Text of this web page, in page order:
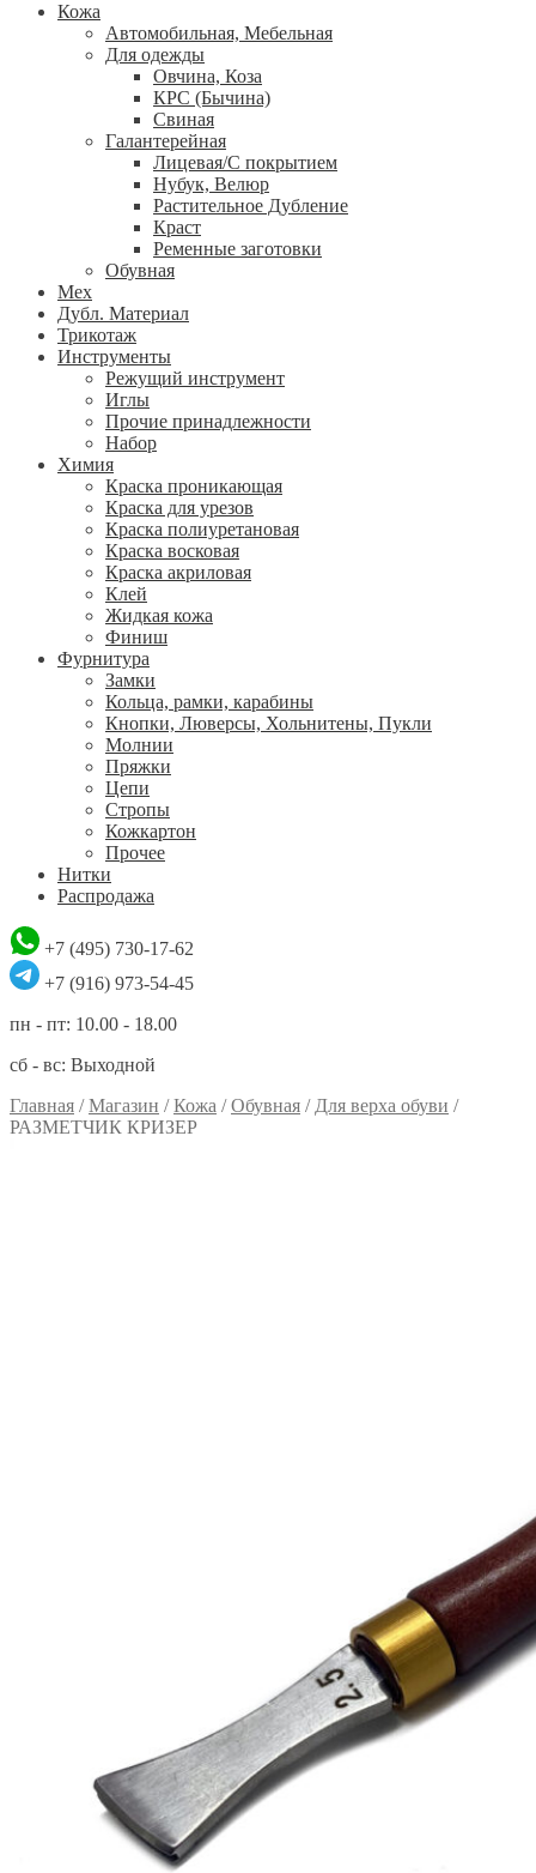
Кожа
Автомобильная, Мебельная
Для одежды
Овчина, Коза
КРС (Бычина)
Свиная
Галантерейная
Лицевая/С покрытием
Нубук, Велюр
Растительное Дубление
Краст
Ременные заготовки
Обувная
Мех
Дубл. Материал
Трикотаж
Инструменты
Режущий инструмент
Иглы
Прочие принадлежности
Набор
Химия
Краска проникающая
Краска для урезов
Краска полиуретановая
Краска восковая
Краска акриловая
Клей
Жидкая кожа
Финиш
Фурнитура
Замки
Кольца, рамки, карабины
Кнопки, Люверсы, Хольнитены, Пукли
Молнии
Пряжки
Цепи
Стропы
Кожкартон
Прочее
Нитки
Распродажа
+7 (495) 730-17-62
+7 (916) 973-54-45
пн - пт: 10.00 - 18.00
сб - вс: Выходной
Главная /Магазин /Кожа /Обувная / Для верха обуви /
РАЗМЕТЧИК КРИЗЕР